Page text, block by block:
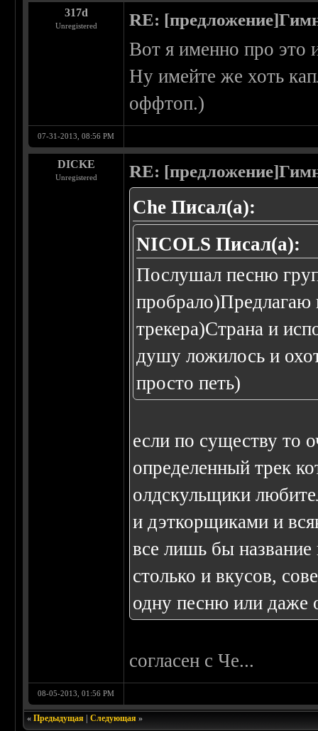
317d
Unregistered RE:
Вот я именно про это
Ну имейте же хоть
оффтоп.)
07-31-2013, 08:56 PM
DICKE
Unregistered RE:
Che Писал(а):
NICOLS Писал(а):
Послушал песню
пробрало)Предлагаю
трекера)Страна и
душу ложилось и
просто петь)
если по существу то
определенный трек
олдскульщики
и дэткорщиками и
все лишь бы
столько и вкусов,
одну песню или даже
согласен с Че...
08-05-2013, 01:56 PM
«Предыдущая |Следующая »